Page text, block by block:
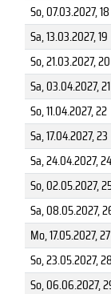
So, 07.03.2027, 18
Sa, 13.03.2027, 19
So, 21.03.2027, 20
Sa, 03.04.2027, 21
So, 11.04.2027, 22
Sa, 17.04.2027, 23
Sa, 24.04.2027, 24
So, 02.05.2027,
Sa, 08.05.2027,
Mo, 17.05.2027, 27
So, 23.05.2027, 28
So, 06.06.2027,